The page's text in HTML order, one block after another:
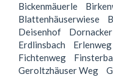
Bickenmäuerle
Blattenhäuserwiese
Deisenhof
Dornacker
Erdlinsbach
Erlenweg
Fichtenweg
Geroltzhäuser Weg